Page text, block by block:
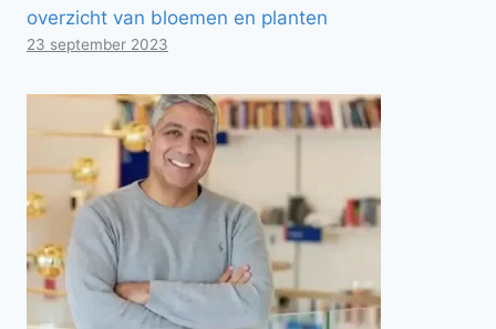
overzicht van bloemen en planten
23 september 2023